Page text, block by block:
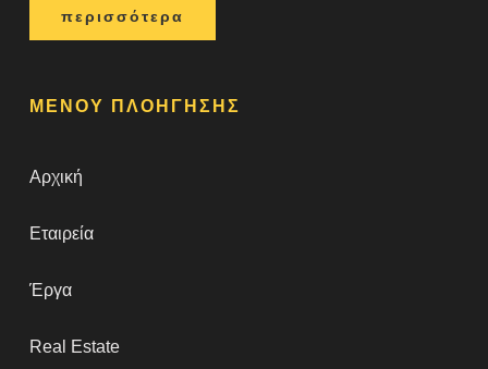
περισσότερα
ΜΕΝΟΥ ΠΛΟΗΓΗΣΗΣ
Αρχική
Εταιρεία
Έργα
Real Estate